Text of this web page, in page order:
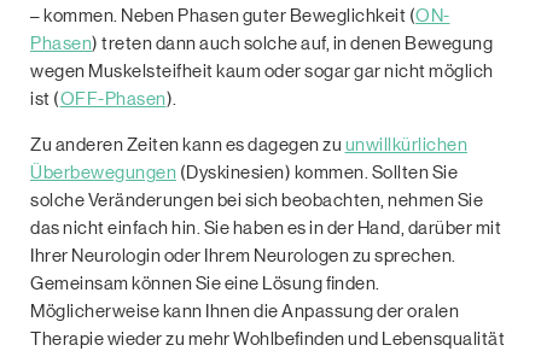
– kommen. Neben Phasen guter Beweglichkeit (ON-
Phasen) treten dann auch solche auf, in denen Bewegung
wegen Muskelsteifheit kaum oder sogar gar nicht möglich
ist (OFF-Phasen).
Zu anderen Zeiten kann es dagegen zu unwillkürlichen
Überbewegungen (Dyskinesien) kommen. Sollten Sie
solche Veränderungen bei sich beobachten, nehmen Sie
das nicht einfach hin. Sie haben es in der Hand, darüber mit
Ihrer Neurologin oder Ihrem Neurologen zu sprechen.
Gemeinsam können Sie eine Lösung ﬁnden.
Möglicherweise kann Ihnen die Anpassung der oralen
Therapie wieder zu mehr Wohlbeﬁnden und Lebensqualität